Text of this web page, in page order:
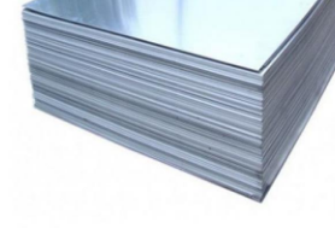
Производство
Штакетник
Черный металлопрокат
Нержавеющий металлопрокат